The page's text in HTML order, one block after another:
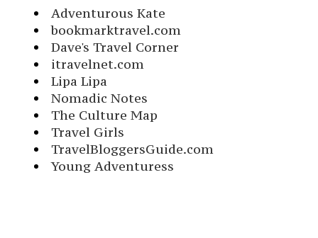
Adventurous Kate
bookmarktravel.com
Dave's Travel Corner
itravelnet.com
Lipa Lipa
Nomadic Notes
The Culture Map
Travel Girls
TravelBloggersGuide.com
Young Adventuress